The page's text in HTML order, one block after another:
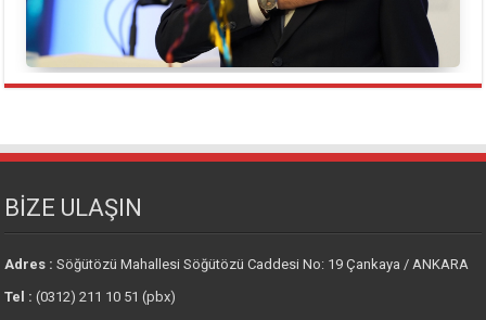
BİZE ULAŞIN
Adres :Söğütözü Mahallesi Söğütözü Caddesi No: 19 Çankaya / ANKARA
Tel : (0312) 211 10 51 (pbx)